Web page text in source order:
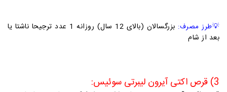
💡طرز مصرف:
بزرگسالان (بالای 12 سال) روزانه 1 عدد ترجیحا ناشتا یا
بعد از شام
3) قرص اکتی آیرون لیبرتی سوئیس: